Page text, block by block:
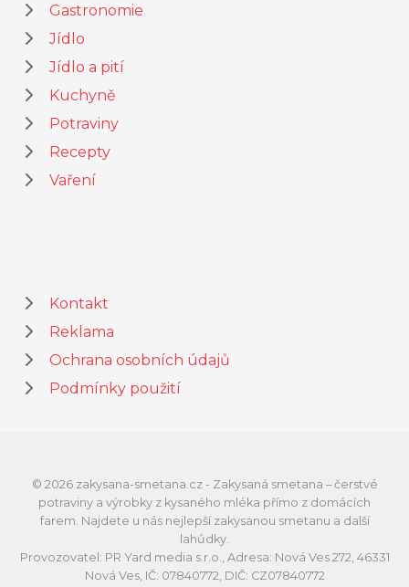
Gastronomie
Jídlo
Jídlo a pití
Kuchyně
Potraviny
Recepty
Vaření
Kontakt
Reklama
Ochrana osobních údajů
Podmínky použití
© 2026 zakysana-smetana.cz - Zakysaná smetana – čerstvé
potraviny a výrobky z kysaného mléka přímo z domácích
farem. Najdete u nás nejlepší zakysanou smetanu a další
lahůdky.
Provozovatel: PR Yard media s.r.o., Adresa: Nová Ves 272, 46331
Nová Ves, IČ: 07840772, DIČ: CZ07840772